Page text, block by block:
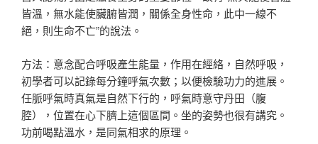
皆溫，無水能使臟腑皆潤，關係全身性命，此中一線不
絕，則生命不亡”的說法。
方法：意念配合呼吸產生能量，作用在經絡，自然呼吸，
初學者可以記錄每分鐘呼氣次數；以便檢驗功力的進展。
任脈呼氣時真氣是自然下行的，呼氣時意守丹田（腹
腔），位置在心下臍上這個區間。坐的姿勢也很有講究。
功前喝點溫水，是同氣相求的原理。